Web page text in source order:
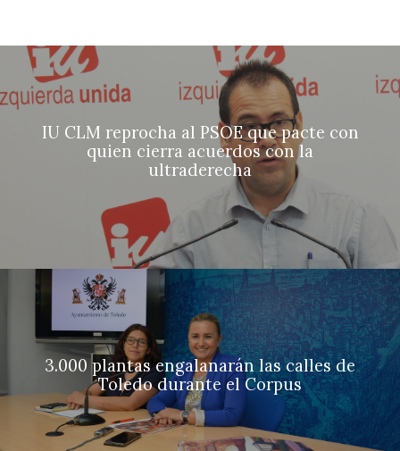
IU CLM reprocha al PSOE que pacte con
quien cierra acuerdos con la
ultraderecha
3.000 plantas engalanarán las calles de
Toledo durante el Corpus